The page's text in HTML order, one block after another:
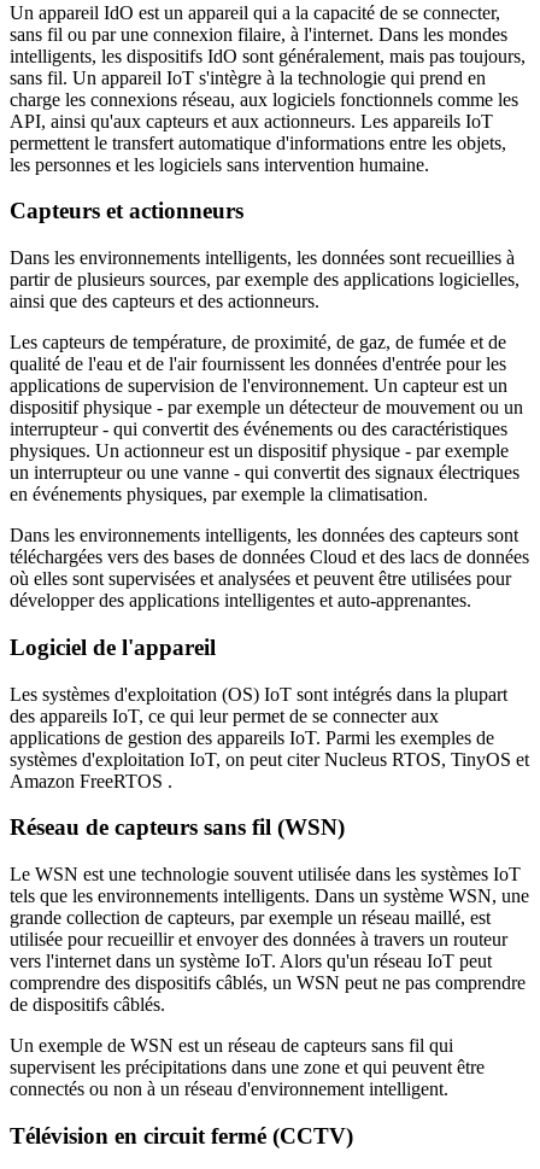
Un appareil IdO est un appareil qui a la capacité de se connecter,
sans fil ou par une connexion filaire, à l'internet. Dans les mondes
intelligents, les dispositifs IdO sont généralement, mais pas toujours,
sans fil. Un appareil IoT s'intègre à la technologie qui prend en
charge les connexions réseau, aux logiciels fonctionnels comme les
API, ainsi qu'aux capteurs et aux actionneurs. Les appareils IoT
permettent le transfert automatique d'informations entre les objets,
les personnes et les logiciels sans intervention humaine.
Capteurs et actionneurs
Dans les environnements intelligents, les données sont recueillies à
partir de plusieurs sources, par exemple des applications logicielles,
ainsi que des capteurs et des actionneurs.
Les capteurs de température, de proximité, de gaz, de fumée et de
qualité de l'eau et de l'air fournissent les données d'entrée pour les
applications de supervision de l'environnement. Un capteur est un
dispositif physique - par exemple un détecteur de mouvement ou un
interrupteur - qui convertit des événements ou des caractéristiques
physiques. Un actionneur est un dispositif physique - par exemple
un interrupteur ou une vanne - qui convertit des signaux électriques
en événements physiques, par exemple la climatisation.
Dans les environnements intelligents, les données des capteurs sont
téléchargées vers des bases de données Cloud et des lacs de données
où elles sont supervisées et analysées et peuvent être utilisées pour
développer des applications intelligentes et auto-apprenantes.
Logiciel de l'appareil
Les systèmes d'exploitation (OS) IoT sont intégrés dans la plupart
des appareils IoT, ce qui leur permet de se connecter aux
applications de gestion des appareils IoT. Parmi les exemples de
systèmes d'exploitation IoT, on peut citer Nucleus RTOS, TinyOS et
Amazon FreeRTOS .
Réseau de capteurs sans fil (WSN)
Le WSN est une technologie souvent utilisée dans les systèmes IoT
tels que les environnements intelligents. Dans un système WSN, une
grande collection de capteurs, par exemple un réseau maillé, est
utilisée pour recueillir et envoyer des données à travers un routeur
vers l'internet dans un système IoT. Alors qu'un réseau IoT peut
comprendre des dispositifs câblés, un WSN peut ne pas comprendre
de dispositifs câblés.
Un exemple de WSN est un réseau de capteurs sans fil qui
supervisent les précipitations dans une zone et qui peuvent être
connectés ou non à un réseau d'environnement intelligent.
Télévision en circuit fermé (CCTV)